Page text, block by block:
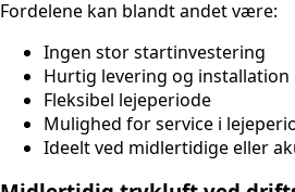
Fordelene kan blandt andet være:
Ingen stor startinvestering
Hurtig levering og installation
Fleksibel lejeperiode
Mulighed for service i
Ideelt ved midlertidige eller